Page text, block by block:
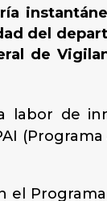
del
de
labor de